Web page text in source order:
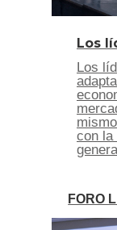
Los
Los
con la
FORO